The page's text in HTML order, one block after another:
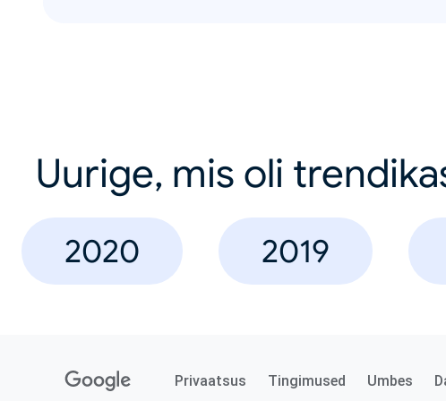
Uurige, mis oli
2020 2019
Privaatsus Tingimused Umbes